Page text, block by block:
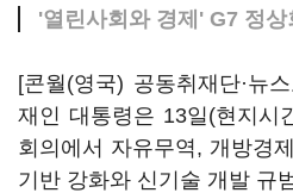
'열린사회와 경제' G7 정상
[콘월(영국) 공동취재단·뉴
재인 대통령은 13일(현지시
회의에서 자유무역, 개방경
기반 강화와 신기술 개발 규